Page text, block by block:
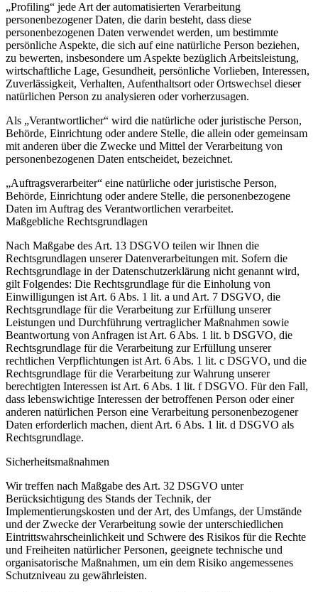
„Profiling“ jede Art der automatisierten Verarbeitung
personenbezogener Daten, die darin besteht, dass diese
personenbezogenen Daten verwendet werden, um bestimmte
persönliche Aspekte, die sich auf eine natürliche Person beziehen,
zu bewerten, insbesondere um Aspekte bezüglich Arbeitsleistung,
wirtschaftliche Lage, Gesundheit, persönliche Vorlieben, Interessen,
Zuverlässigkeit, Verhalten, Aufenthaltsort oder Ortswechsel dieser
natürlichen Person zu analysieren oder vorherzusagen.
Als „Verantwortlicher“ wird die natürliche oder juristische Person,
Behörde, Einrichtung oder andere Stelle, die allein oder gemeinsam
mit anderen über die Zwecke und Mittel der Verarbeitung von
personenbezogenen Daten entscheidet, bezeichnet.
„Auftragsverarbeiter“ eine natürliche oder juristische Person,
Behörde, Einrichtung oder andere Stelle, die personenbezogene
Daten im Auftrag des Verantwortlichen verarbeitet.
Maßgebliche Rechtsgrundlagen
Nach Maßgabe des Art. 13 DSGVO teilen wir Ihnen die
Rechtsgrundlagen unserer Datenverarbeitungen mit. Sofern die
Rechtsgrundlage in der Datenschutzerklärung nicht genannt wird,
gilt Folgendes: Die Rechtsgrundlage für die Einholung von
Einwilligungen ist Art. 6 Abs. 1 lit. a und Art. 7 DSGVO, die
Rechtsgrundlage für die Verarbeitung zur Erfüllung unserer
Leistungen und Durchführung vertraglicher Maßnahmen sowie
Beantwortung von Anfragen ist Art. 6 Abs. 1 lit. b DSGVO, die
Rechtsgrundlage für die Verarbeitung zur Erfüllung unserer
rechtlichen Verpflichtungen ist Art. 6 Abs. 1 lit. c DSGVO, und die
Rechtsgrundlage für die Verarbeitung zur Wahrung unserer
berechtigten Interessen ist Art. 6 Abs. 1 lit. f DSGVO. Für den Fall,
dass lebenswichtige Interessen der betroffenen Person oder einer
anderen natürlichen Person eine Verarbeitung personenbezogener
Daten erforderlich machen, dient Art. 6 Abs. 1 lit. d DSGVO als
Rechtsgrundlage.
Sicherheitsmaßnahmen
Wir treffen nach Maßgabe des Art. 32 DSGVO unter
Berücksichtigung des Stands der Technik, der
Implementierungskosten und der Art, des Umfangs, der Umstände
und der Zwecke der Verarbeitung sowie der unterschiedlichen
Eintrittswahrscheinlichkeit und Schwere des Risikos für die Rechte
und Freiheiten natürlicher Personen, geeignete technische und
organisatorische Maßnahmen, um ein dem Risiko angemessenes
Schutzniveau zu gewährleisten.